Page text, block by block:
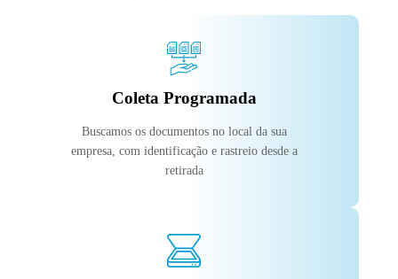
Coleta Programada
Buscamos os documentos no local da sua
empresa, com identificação e rastreio desde a
retirada